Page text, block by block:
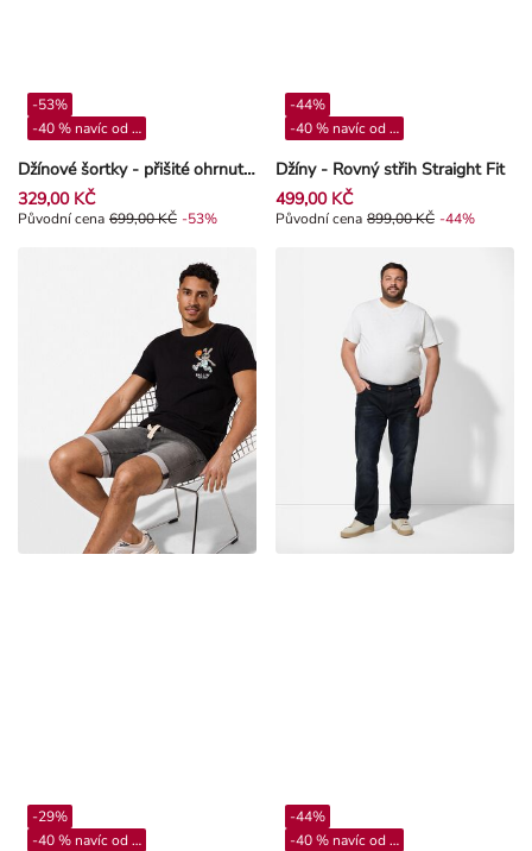
Džínové šortky - přišité ohrnutí nohavic - Modra
-53%
-40 % navíc od 4**
329,00 KČ
Původní cena 699,00 Kč, Sleva -53%
Původní cena 699,00 KČ -53%
Džíny - Rovný střih Straight Fit
-44%
-40 % navíc od 4**
499,00 KČ
Původní cena 899,00 Kč, Sleva -
Původní cena 899,00 KČ -44%
-29%
-40 % navíc od 4**
-44%
-40 % navíc od 4**